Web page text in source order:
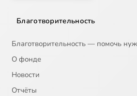
Благотворительность
Благотворительность — помочь
О фонде
Новости
Отчёты